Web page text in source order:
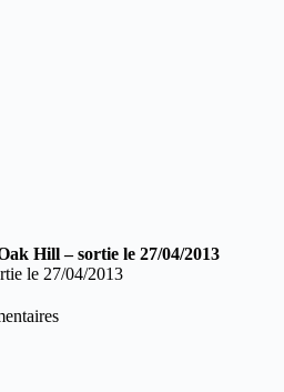
Hill – sortie le 27/04/2013
le 27/04/2013